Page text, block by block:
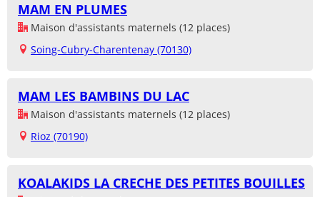
MAM EN PLUMES
Maison d'assistants maternels (12 places)
Soing-Cubry-Charentenay (70130)
MAM LES BAMBINS DU LAC
Maison d'assistants maternels (12 places)
Rioz (70190)
KOALAKIDS LA CRECHE DES PETITES BOUILLES